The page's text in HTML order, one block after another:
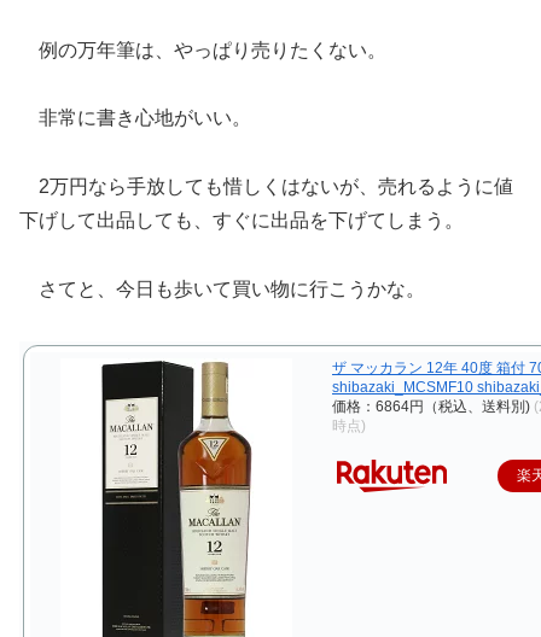
例の万年筆は、やっぱり売りたくない。
非常に書き心地がいい。
2万円なら手放しても惜しくはないが、売れるように値
下げして出品しても、すぐに出品を下げてしまう。
さてと、今日も歩いて買い物に行こうかな。
ザ マッカラン 12年 40度 箱付
shibazaki_MCSMF10
価格：6864円（税込、送料別)
時点)
楽